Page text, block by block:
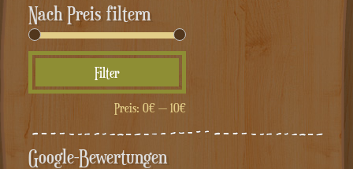
Nach Preis filtern
Preis
Preis
Filter
Preis: 0€— 10€
Google-Bewertungen